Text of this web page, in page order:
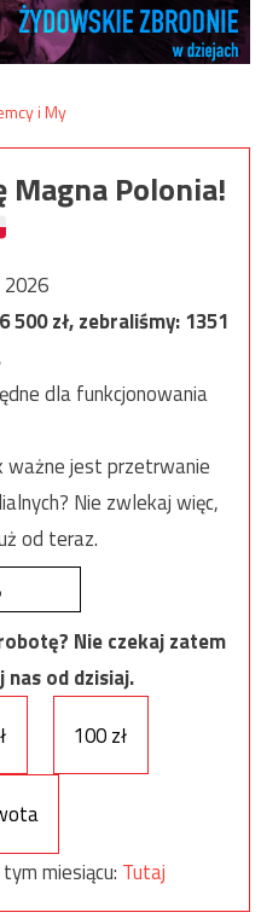
Magna Polonia!
2026
500zł, zebraliśmy:1351
dla funkcjonowania
ważne jest przetrwanie
Nie zwlekaj więc,
od teraz.
Nie czekaj zatem
od dzisiaj.
100 zł
miesiącu: Tutaj